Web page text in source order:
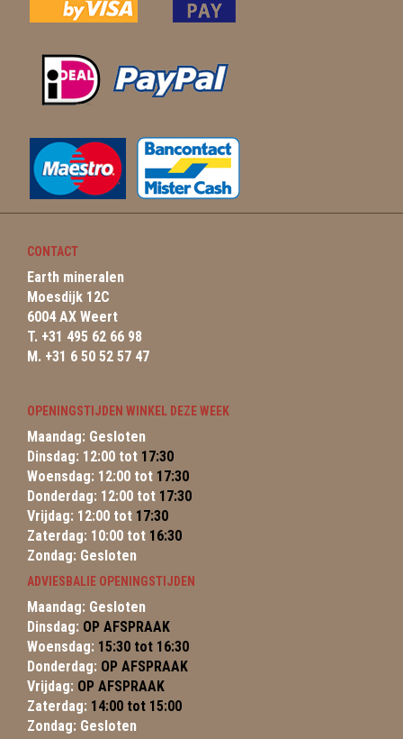
CONTACT
Earth mineralen
Moesdijk 12C
6004 AX Weert
T. +31 495 62 66 98
M. +31 6 50 52 57 47
OPENINGSTIJDEN WINKEL DEZE WEEK
Maandag: Gesloten
Dinsdag: 12:00 tot 17:30
Woensdag: 12:00 tot 17:30
Donderdag: 12:00 tot 17:30
Vrijdag: 12:00 tot 17:30
Zaterdag: 10:00 tot 16:30
Zondag: Gesloten
ADVIESBALIE OPENINGSTIJDEN
Maandag: Gesloten
Dinsdag: OP AFSPRAAK
Woensdag: 15:30 tot 16:30
Donderdag: OP AFSPRAAK
Vrijdag: OP AFSPRAAK
Zaterdag: 14:00 tot 15:00
Zondag: Gesloten